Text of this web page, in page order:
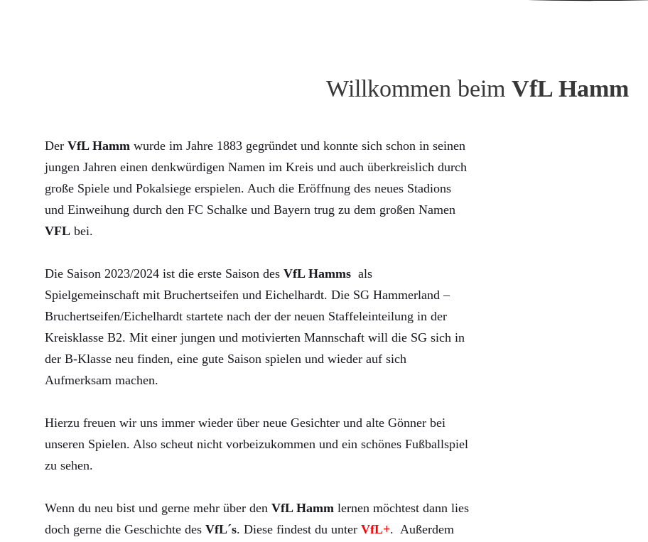
Willkommen beim VfL Hamm
Der VfL Hamm wurde im Jahre 1883 gegründet und konnte sich schon in seinen
jungen Jahren einen denkwürdigen Namen im Kreis und auch überkreislich durch
große Spiele und Pokalsiege erspielen. Auch die Eröffnung des neues Stadions
und Einweihung durch den FC Schalke und Bayern trug zu dem großen Namen
VFL bei.
Die Saison 2023/2024 ist die erste Saison des VfL Hamms als
Spielgemeinschaft mit Bruchertseifen und Eichelhardt. Die SG Hammerland –
Bruchertseifen/Eichelhardt startete nach der der neuen Staffeleinteilung in der
Kreisklasse B2. Mit einer jungen und motivierten Mannschaft will die SG sich in
der B-Klasse neu finden, eine gute Saison spielen und wieder auf sich
Aufmerksam machen.
Hierzu freuen wir uns immer wieder über neue Gesichter und alte Gönner bei
unseren Spielen. Also scheut nicht vorbeizukommen und ein schönes Fußballspiel
zu sehen.
Wenn du neu bist und gerne mehr über den VfL Hamm lernen möchtest dann lies
doch gerne die Geschichte des VfL´s. Diese findest du unter VfL+. Außerdem